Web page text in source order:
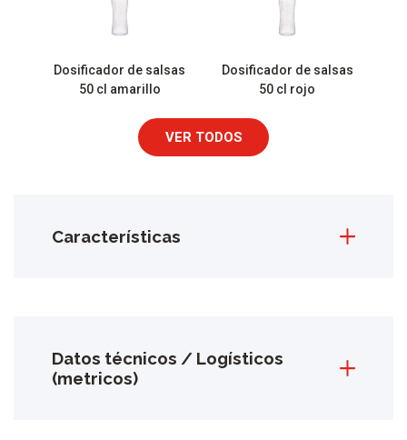
Dosificador de salsas
50 cl amarillo
Dosificador de salsas
50 cl rojo
VER TODOS
Características
Datos técnicos / Logísticos
(metricos)